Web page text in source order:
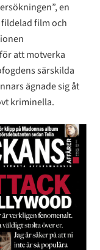
en
film och
att motverka
särskilda
ägnade sig åt
kriminella.